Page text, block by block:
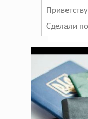
Сделали